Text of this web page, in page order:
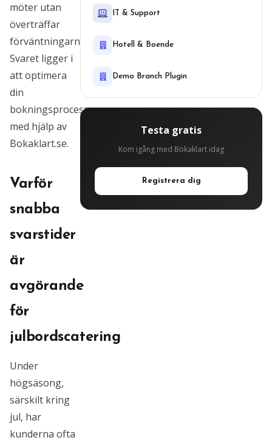
möter utan
överträffar
förväntningarna?
Svaret ligger i
att optimera
din
bokningsprocess
med hjälp av
Bokaklart.se.
Varför
snabba
svarstider
är
avgörande
för
julbordscatering
Under
högsäsong,
särskilt kring
jul, har
kunderna ofta
IT & Support
Hotell & Boende
Demo Branch Plugin
Testa gratis
Kom igång med Bokaklart idag
Registrera dig